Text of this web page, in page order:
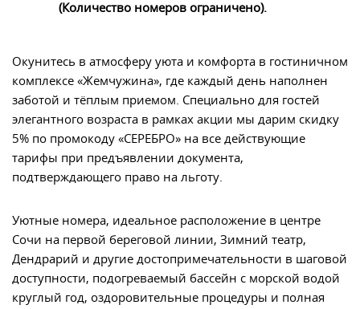
(Количество номеров ограничено).
Окунитесь в атмосферу уюта и комфорта в гостиничном
комплексе «Жемчужина», где каждый день наполнен
заботой и тёплым приемом. Специально для гостей
элегантного возраста в рамках акции мы дарим скидку
5% по промокоду «СЕРЕБРО» на все действующие
тарифы при предъявлении документа,
подтверждающего право на льготу.
Уютные номера, идеальное расположение в центре
Сочи на первой береговой линии, Зимний театр,
Дендрарий и другие достопримечательности в шаговой
доступности, подогреваемый бассейн с морской водой
круглый год, оздоровительные процедуры и полная